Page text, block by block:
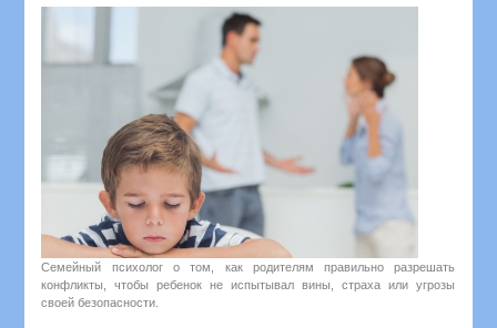
Семейный психолог о том, как родителям правильно разрешать
конфликты, чтобы ребенок не испытывал вины, страха или угрозы
своей безопасности.